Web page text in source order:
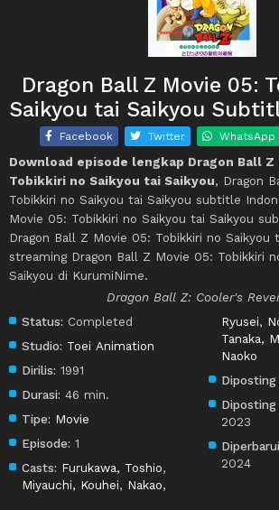
Dragon Ball Z Movie 05:
Saikyou tai Saikyou
Facebook Twitter WhatsApp
Download episode lengkap Dragon Ball Z
Tobikkiri no Saikyou tai Saikyou, Dragon
Tobikkiri no Saikyou tai Saikyou subtitle
Movie 05: Tobikkiri no Saikyou tai Saikyou
Dragon Ball Z Movie 05: Tobikkiri no Saikyou
streaming Dragon Ball Z Movie 05: Tobikkiri
Saikyou di KurumiNime.
Dragon Ball Z: Cooler's
Status: Completed
Studio: Toei Animation
Dirilis: 1991
Durasi: 46 min.
Tipe: Movie
Episode: 1
Casts: Furukawa, Toshio,
Miyauchi, Kouhei, Nakao,
Ryusei,
Tanaka,
Naoko
Diposting
Diposting
2023
2024